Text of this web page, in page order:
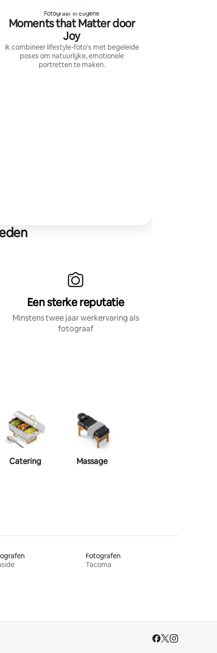
Fotograaf in Eugene
Moments that Matter door
Joy
Ik combineer lifestyle-foto's met begeleide
poses om natuurlijke, emotionele
portretten te maken.
Een sterke reputatie
Minstens twee jaar werkervaring als
fotograaf
Catering Massage
Fotografen
Tacoma